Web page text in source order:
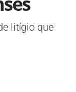
litígio que